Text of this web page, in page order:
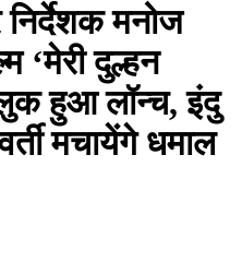
निर्देशक मनोज
‘मेरी दुल्हन
लुक हुआ लॉन्च, इंदु
मचायेंगे धमाल